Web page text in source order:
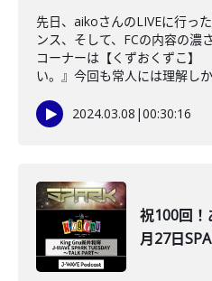
先日、aikoさんのLIVEに行っ
ンス、そして、FCの内容の濃
コーナーは【くずおくずこ
い。』今回も常人には理解し
2024.03.08 |00:30:16
祝100回
月27日